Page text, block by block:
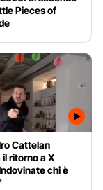
Pieces of
Cattelan
ritorno a X
chi è